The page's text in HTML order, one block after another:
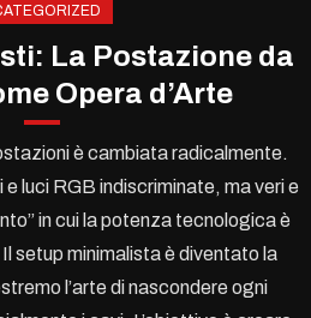
La Postazione da
Opera d’Arte
è cambiata radicalmente.
e luci RGB indiscriminate, ma veri e
in cui la potenza tecnologica è
setup minimalista è diventato la
l’arte di nascondere ogni